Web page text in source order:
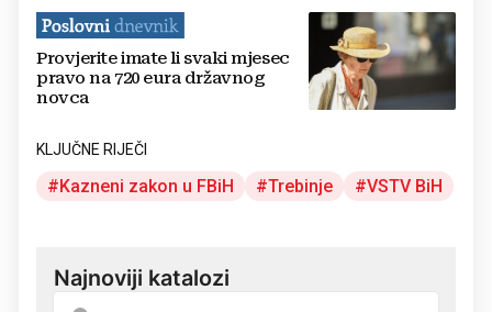
Provjerite imate li svaki mjesec
pravo na 720 eura državnog
novca
KLJUČNE RIJEČI
Kazneni zakon u FBiH Trebinje VSTV BiH